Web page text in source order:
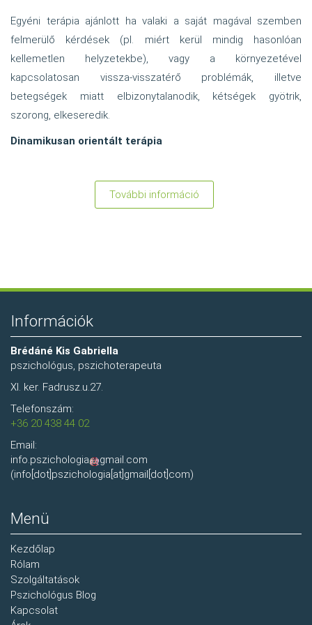
Egyéni terápia ajánlott ha valaki a saját magával szemben
felmerülő kérdések (pl. miért kerül mindig hasonlóan
kellemetlen helyzetekbe), vagy a környezetével
kapcsolatosan vissza-visszatérő problémák, illetve
betegségek miatt elbizonytalanodik, kétségek gyötrik,
szorong, elkeseredik.
Dinamikusan orientált terápia
További információ
Információk
Brédáné Kis Gabriella
pszichológus, pszichoterapeuta
XI. ker. Fadrusz.u.27.
Telefonszám:
+36 20 438 44 02
Email:
info.pszichologia
gmail.com
(info[dot]pszichologia[at]gmail[dot]com)
Menü
Kezdőlap
Rólam
Szolgáltatások
Pszichológus Blog
Kapcsolat